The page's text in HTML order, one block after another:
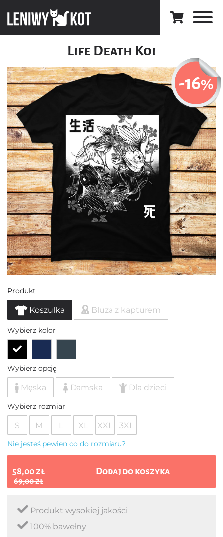
Life Death Koi
-16%
Produkt
Koszulka Bluza z kapturem
Wybierz kolor
Wybierz opcję
Męska Damska Dla dzieci
Wybierz rozmiar
S M L XL XXL 3XL
Nie jesteś pewien co do rozmiaru?
58,00 zł
69,00 zł
Dodaj do koszyka
Produkt wysokiej jakości
100% bawełny